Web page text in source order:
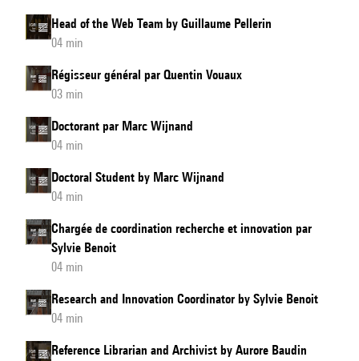
Head of the Web Team by Guillaume Pellerin
04 min
Régisseur général par Quentin Vouaux
03 min
Doctorant par Marc Wijnand
04 min
Doctoral Student by Marc Wijnand
04 min
Chargée de coordination recherche et innovation par
Sylvie Benoit
04 min
Research and Innovation Coordinator by Sylvie Benoit
04 min
Reference Librarian and Archivist by Aurore Baudin